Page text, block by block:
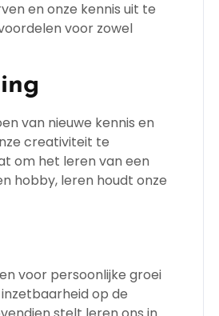
en onze kennis uit te
voor zowel
van nieuwe kennis en
creativiteit te
om het leren van een
hobby, leren houdt onze
voor persoonlijke groei
op de